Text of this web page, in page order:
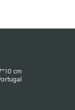
Autocolante 7*10 cm
FPF Verde com Logo